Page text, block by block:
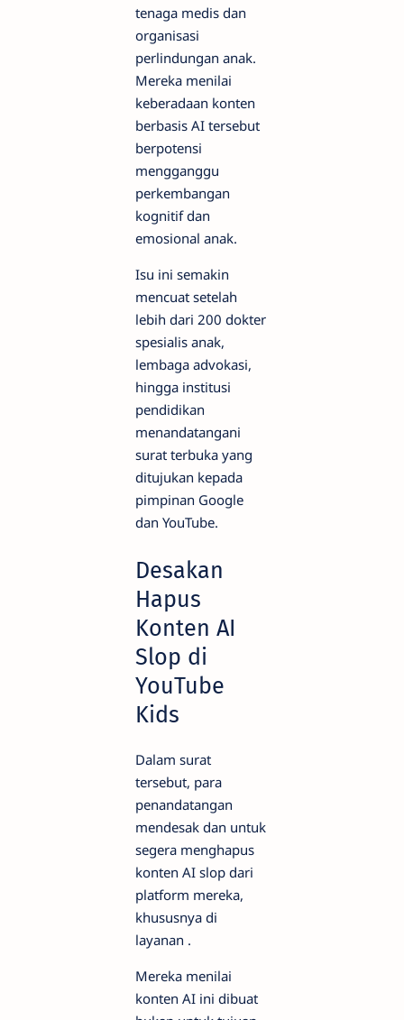
tenaga medis dan
organisasi
perlindungan anak.
Mereka menilai
keberadaan konten
berbasis AI tersebut
berpotensi
mengganggu
perkembangan
kognitif dan
emosional anak.
Isu ini semakin
mencuat setelah
lebih dari 200 dokter
spesialis anak,
lembaga advokasi,
hingga institusi
pendidikan
menandatangani
surat terbuka yang
ditujukan kepada
pimpinan Google
dan YouTube.
Desakan
Hapus
Konten AI
Slop di
YouTube
Kids
Dalam surat
tersebut, para
penandatangan
mendesak dan untuk
segera menghapus
konten AI slop dari
platform mereka,
khususnya di
layanan .
Mereka menilai
konten AI ini dibuat